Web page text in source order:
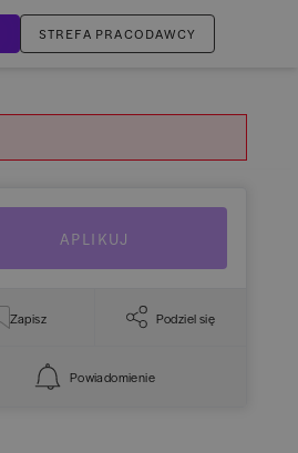
STREFA PRACODAWCY
APLIKUJ
Zapisz Podziel się
Powiadomienie